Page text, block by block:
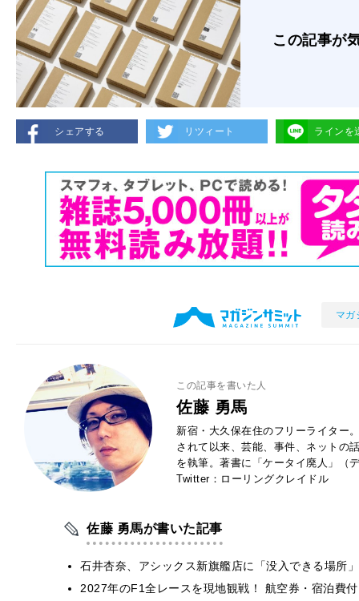
この記事が
シェアする リツィート ラインを
マガ
この記事を書いた人
佐藤 勇馬
新宿・大久保在住のフリーライター
されて以来、芸能、事件、ネットの
を執筆。著書に「ケータイ廃人」（
Twitter：ローリングクレイドル
佐藤 勇馬が書いた記事
石井杏奈、アシックス新旗艦店に「没入できる場所
2027年のF1全レースを現地観戦！ 航空券・宿泊費